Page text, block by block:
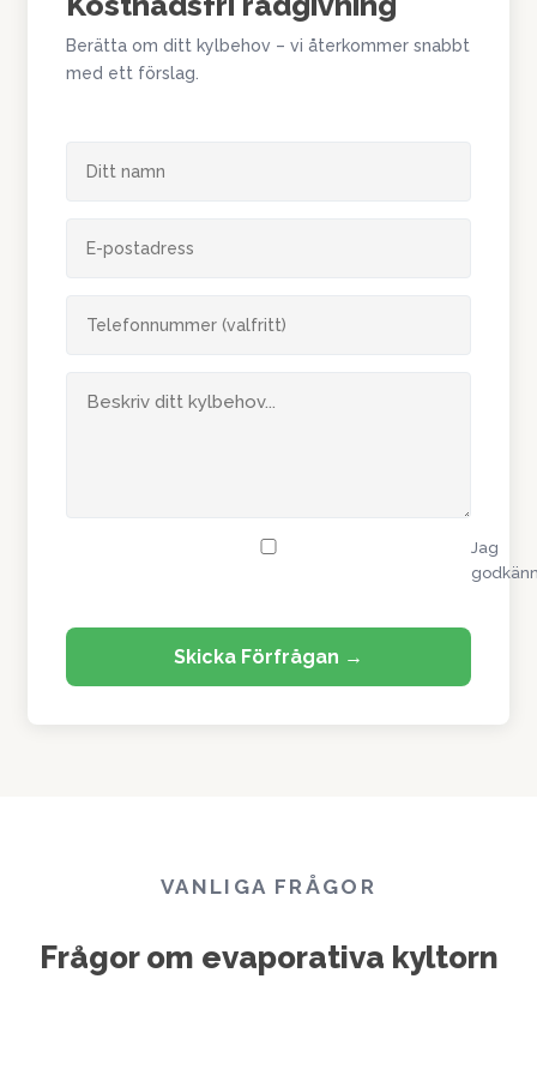
Berätta om ditt kylbehov – vi återkommer snabbt
med ett förslag.
Jag
Skicka Förfrågan →
VANLIGA FRÅGOR
Frågor om evaporativa kyltorn